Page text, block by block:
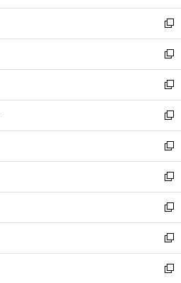
開
く
ウ
で
開
く
ン
ド
ウ
で
開
く
ウ
ィ
ン
ド
ウ
で
開
く
新
し
い
ウ
ィ
ン
ド
ウ
で
開
く
新
し
い
ウ
ィ
ン
ド
ウ
で
開
く
新
し
い
ウ
ィ
ン
ド
ウ
で
開
く
新
し
い
ウ
ィ
ン
ド
ウ
で
開
く
新
し
い
ウ
ィ
ン
ド
ウ
で
新
し
い
ウ
ィ
ン
ド
新
し
い
ウ
ィ
新
し
い
新